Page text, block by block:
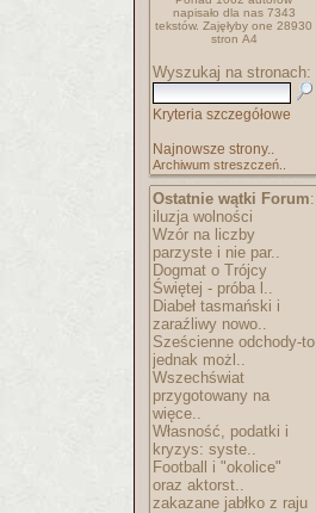
napisało dla nas 7343
tekstów. Zajęłyby one 28930
stron A4
Wyszukaj na stronach:
Kryteria szczegółowe
Najnowsze strony..
Archiwum streszczeń..
Ostatnie wątki Forum:
iluzja wolności
Wzór na liczby
parzyste i nie par..
Dogmat o Trójcy
Świętej - próba l..
Diabeł tasmański i
zaraźliwy nowo..
Sześcienne odchody-to
jednak możl..
Wszechświat
przygotowany na
więce..
Własność, podatki i
kryzys: syste..
Football i "okolice"
oraz aktorst..
zakazane jabłko z raju